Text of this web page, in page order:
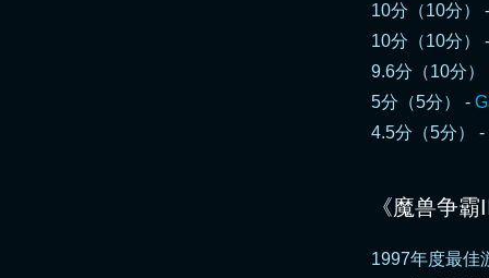
10分（10分）
10分（10分）
9.6分（10分
5分（5分） -
4.5分（5分） -
《魔兽争
1997年度最佳